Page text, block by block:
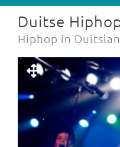
Duitse
Hiphop in